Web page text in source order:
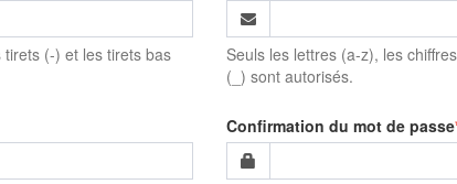
(-) et les tirets bas
Seuls les lettres (a-z), les
(_) sont autorisés.
Confirmation du mot de passe